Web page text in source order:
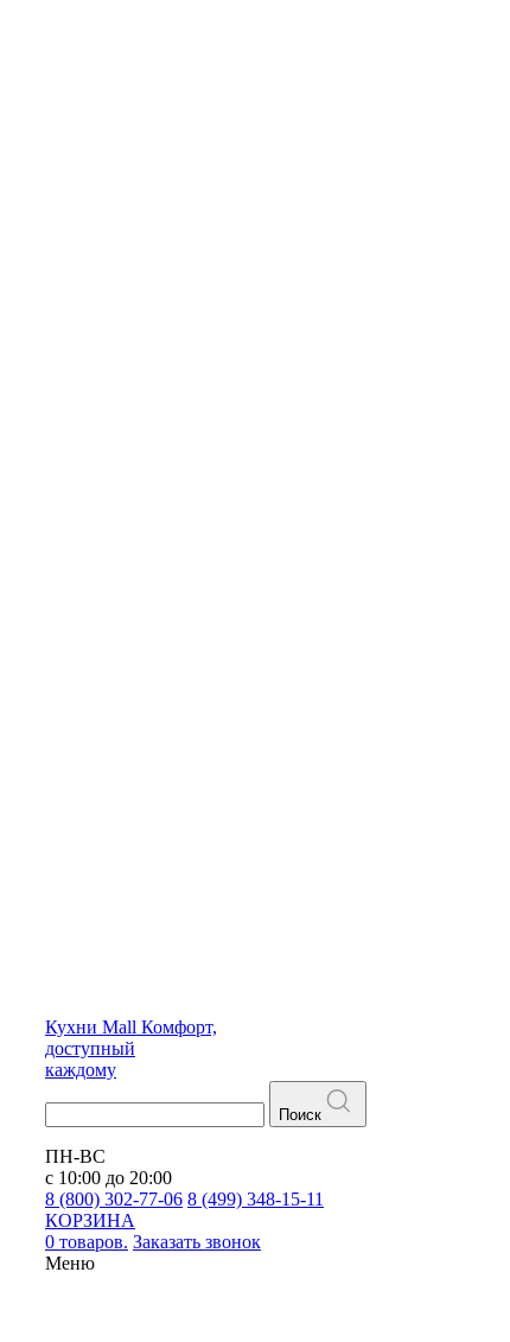
Кухни Mall Комфорт,
доступный
каждому
Поиск
ПН-ВС
с 10:00 до 20:00
8 (800) 302-77-06 8 (499) 348-15-11
КОРЗИНА
0 товаров. Заказать звонок
Меню